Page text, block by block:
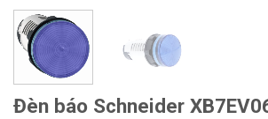
Đèn báo Schneider